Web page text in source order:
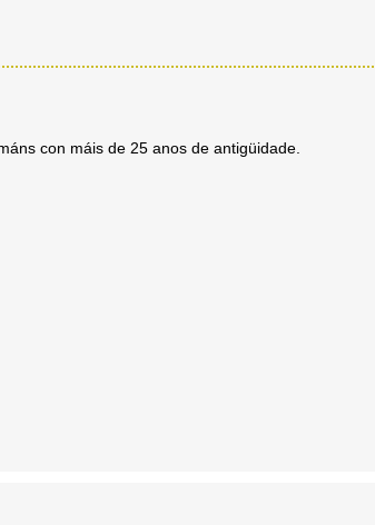
con máis de 25 anos de antigüidade.